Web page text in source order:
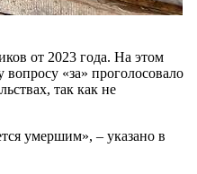
от 2023 года. На этом
«за» проголосовало
так как не
умершим», – указано в